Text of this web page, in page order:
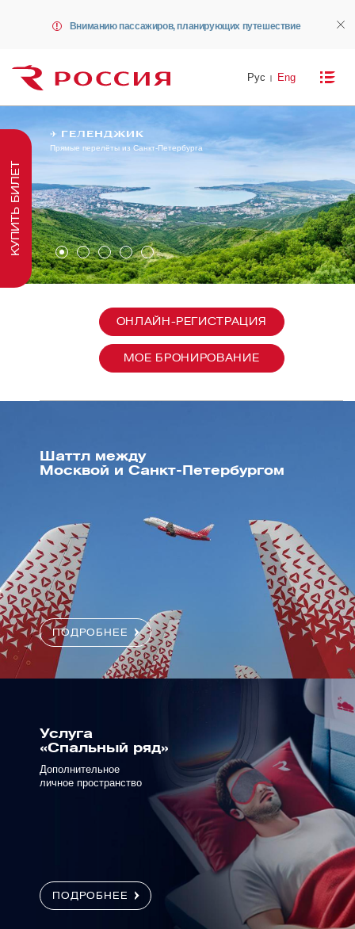
Вниманию пассажиров, планирующих путешествие
Рус Eng
КУПИТЬ БИЛЕТ
✈ ГЕЛЕНДЖИК
Прямые перелёты из Санкт-Петербурга
ОНЛАЙН-РЕГИСТРАЦИЯ
МОЕ БРОНИРОВАНИЕ
Шаттл между
Москвой и Санкт-Петербургом
ПОДРОБНЕЕ
Услуга
«Спальный ряд»
Дополнительное
личное пространство
ПОДРОБНЕЕ